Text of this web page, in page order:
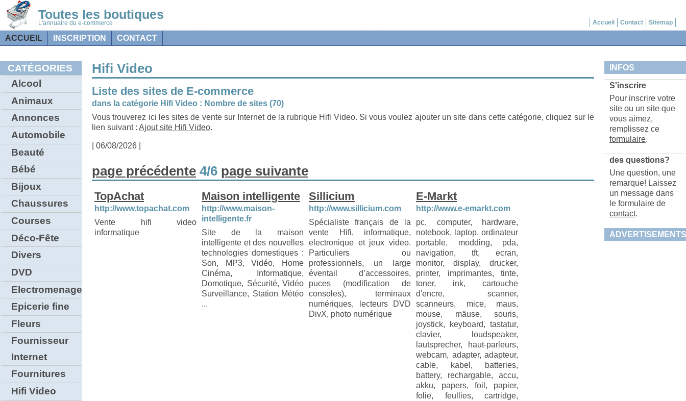
Accueil Contact Sitemap
Toutes les boutiques
L'annuaire du e-commerce
ACCUEIL INSCRIPTION CONTACT
CATÉGORIES
Alcool
Animaux
Annonces
Automobile
Beauté
Bébé
Bijoux
Chaussures
Courses
Déco-Fête
Divers
DVD
Electromenager
Epicerie fine
Fleurs
Fournisseur
Internet
Fournitures
Hifi Video
INFOS
S'inscrire
Pour inscrire votre
site ou un site que
vous aimez,
remplissez ce
formulaire.
des questions?
Une question, une
remarque! Laissez
un message dans
le formulaire de
contact.
ADVERTISEMENTS
Hifi Video
Liste des sites de E-commerce
dans la catégorie Hifi Video : Nombre de sites (70)
Vous trouverez ici les sites de vente sur Internet de la rubrique Hifi Video. Si vous voulez ajouter un site dans cette catégorie, cliquez sur le
lien suivant : Ajout site Hifi Video.
| 06/08/2026 |
page précédente 4/6 page suivante
TopAchat
http://www.topachat.com
Vente hifi video
informatique
Maison intelligente
http://www.maison-
intelligente.fr
Site de la maison
intelligente et des nouvelles
technologies domestiques :
Son, MP3, Vidéo, Home
Cinéma, Informatique,
Domotique, Sécurité, Vidéo
Surveillance, Station Météo
...
Sillicium
http://www.sillicium.com
Spécialiste français de la
vente Hifi, informatique,
electronique et jeux video.
Particuliers ou
professionnels, un large
éventail d’accessoires,
puces (modification de
consoles), terminaux
numériques, lecteurs DVD
DivX, photo numérique
E-Markt
http://www.e-emarkt.com
pc, computer, hardware,
notebook, laptop, ordinateur
portable, modding, pda,
navigation, tft, ecran,
monitor, display, drucker,
printer, imprimantes, tinte,
toner, ink, cartouche
d'encre, scanner,
scanneurs, mice, maus,
mouse, mäuse, souris,
joystick, keyboard, tastatur,
clavier, loudspeaker,
lautsprecher, haut-parleurs,
webcam, adapter, adapteur,
cable, kabel, batteries,
battery, rechargable, accu,
akku, papers, foil, papier,
folie, feullies, cartridge,